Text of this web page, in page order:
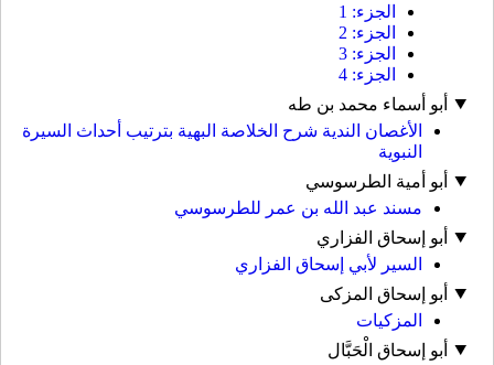
الجزء: 1
الجزء: 2
الجزء: 3
الجزء: 4
أبو أسماء محمد بن طه
الأغصان الندية شرح الخلاصة البهية بترتيب أحداث السيرة
النبوية
أبو أمية الطرسوسي
مسند عبد الله بن عمر للطرسوسي
أبو إسحاق الفزاري
السير لأبي إسحاق الفزاري
أبو إسحاق المزكى
المزكيات
أبو إسحاق الْحَبَّال